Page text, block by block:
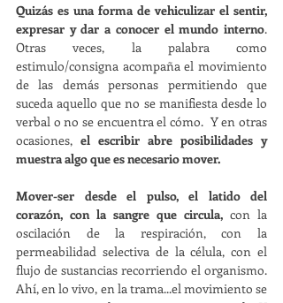
Quizás es una forma de vehiculizar el sentir,
expresar y dar a conocer el mundo interno.
Otras veces, la palabra como
estimulo/consigna acompaña el movimiento
de las demás personas permitiendo que
suceda aquello que no se manifiesta desde lo
verbal o no se encuentra el cómo.  Y en otras
ocasiones, el escribir abre posibilidades y
muestra algo que es necesario mover.
Mover-ser desde el pulso, el latido del
corazón, con la sangre que circula, con la
oscilación de la respiración, con la
permeabilidad selectiva de la célula, con el
flujo de sustancias recorriendo el organismo.
Ahí, en lo vivo, en la trama...el movimiento se